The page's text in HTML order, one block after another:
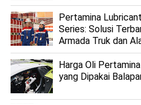
Pertamina
Series: Solusi
Armada Truk dan
Harga Oli
yang Dipakai